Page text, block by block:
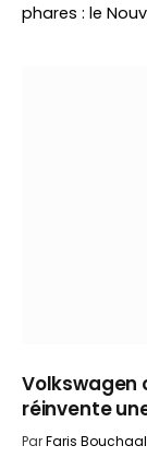
phares : le
Volkswagen
réinvente
ParFaris